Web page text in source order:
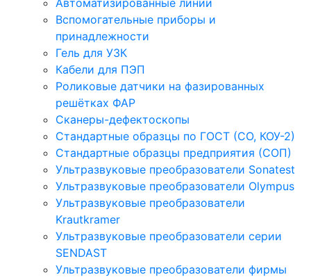
Вспомогательные приборы и
принадлежности
Гель для УЗК
Кабели для ПЭП
Роликовые датчики на фазированных
решётках ФАР
Сканеры-дефектоскопы
Стандартные образцы по ГОСТ (СО, КОУ-2)
Стандартные образцы предприятия (СОП)
Ультразвуковые преобразователи Sonatest
Ультразвуковые преобразователи Olympus
Ультразвуковые преобразователи
Krautkramer
Ультразвуковые преобразователи серии
SENDAST
Ультразвуковые преобразователи фирмы